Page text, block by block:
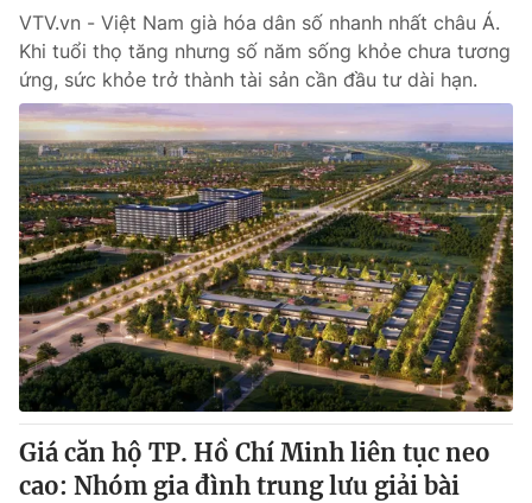
Hậu trường
Nhân vật
Khán giả
Giải sao mai
Điện ảnh
Âm nhạc
Sao
Đời sống
Du lịch
Làm đẹp
Chất lượng cuộc sống
Giáo dục
Tuyển sinh
Học trực tuyến
Công nghệ
Hitech Công nghệ tương lai
Sản phẩm
Thị trường
Tư vấn
Giao lưu trực tuyến
Lịch phát sóng
Chuyên mục khác
Emagazine Podcast
VTV.vn - Việt Nam già hóa dân số nhanh nhất châu Á.
Khi tuổi thọ tăng nhưng số năm sống khỏe chưa tương
ứng, sức khỏe trở thành tài sản cần đầu tư dài hạn.
Giá căn hộ TP. Hồ Chí Minh liên tục neo
cao: Nhóm gia đình trung lưu giải bài